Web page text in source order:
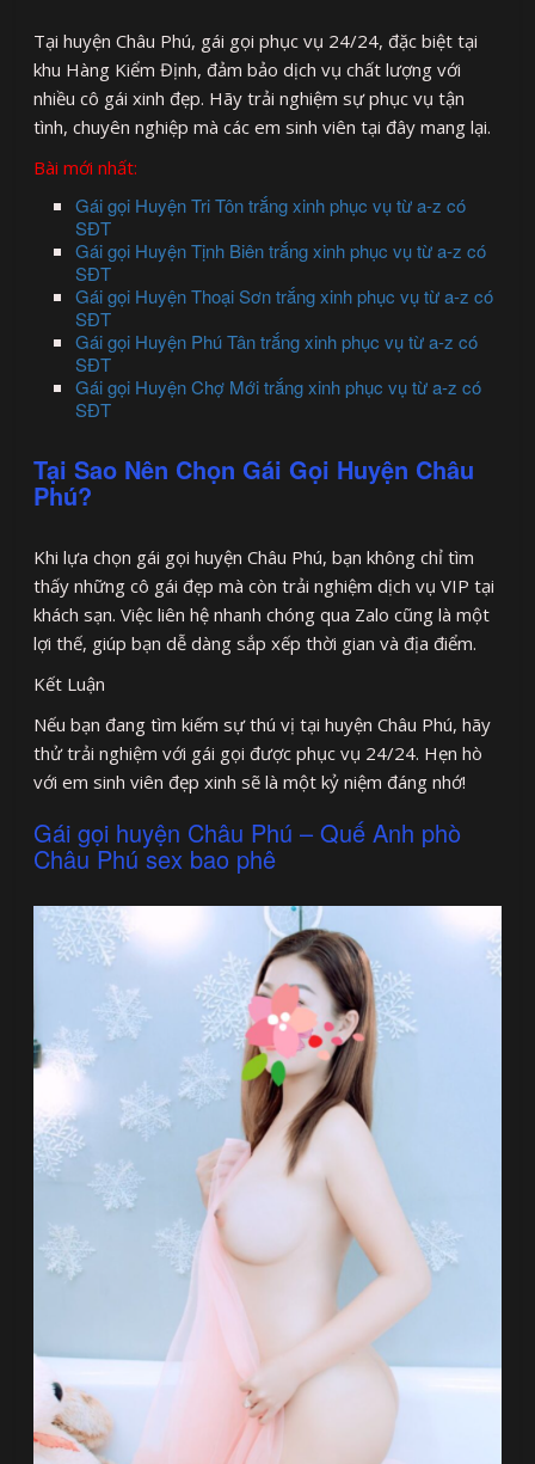
Tại huyện Châu Phú, gái gọi phục vụ 24/24, đặc biệt tại
khu Hàng Kiểm Định, đảm bảo dịch vụ chất lượng với
nhiều cô gái xinh đẹp. Hãy trải nghiệm sự phục vụ tận
tình, chuyên nghiệp mà các em sinh viên tại đây mang lại.
Bài mới nhất:
Gái gọi Huyện Tri Tôn trắng xinh phục vụ từ a-z có
SĐT
Gái gọi Huyện Tịnh Biên trắng xinh phục vụ từ a-z có
SĐT
Gái gọi Huyện Thoại Sơn trắng xinh phục vụ từ a-z có
SĐT
Gái gọi Huyện Phú Tân trắng xinh phục vụ từ a-z có
SĐT
Gái gọi Huyện Chợ Mới trắng xinh phục vụ từ a-z có
SĐT
Tại Sao Nên Chọn Gái Gọi Huyện Châu
Phú?
Khi lựa chọn gái gọi huyện Châu Phú, bạn không chỉ tìm
thấy những cô gái đẹp mà còn trải nghiệm dịch vụ VIP tại
khách sạn. Việc liên hệ nhanh chóng qua Zalo cũng là một
lợi thế, giúp bạn dễ dàng sắp xếp thời gian và địa điểm.
Kết Luận
Nếu bạn đang tìm kiếm sự thú vị tại huyện Châu Phú, hãy
thử trải nghiệm với gái gọi được phục vụ 24/24. Hẹn hò
với em sinh viên đẹp xinh sẽ là một kỷ niệm đáng nhớ!
Gái gọi huyện Châu Phú – Quế Anh phò
Châu Phú sex bao phê